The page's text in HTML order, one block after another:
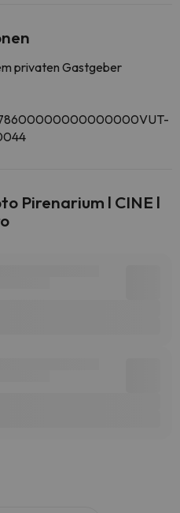
privaten Gastgeber
Pirenarium l CINE l